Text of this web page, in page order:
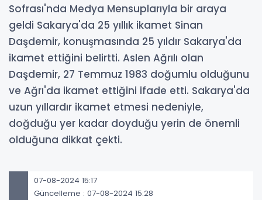
Sofrası'nda Medya Mensuplarıyla bir araya
geldi Sakarya'da 25 yıllık ikamet Sinan
Daşdemir, konuşmasında 25 yıldır Sakarya'da
ikamet ettiğini belirtti. Aslen Ağrılı olan
Daşdemir, 27 Temmuz 1983 doğumlu olduğunu
ve Ağrı'da ikamet ettiğini ifade etti. Sakarya'da
uzun yıllardır ikamet etmesi nedeniyle,
doğduğu yer kadar doyduğu yerin de önemli
olduğuna dikkat çekti.
07-08-2024 15:17
Güncelleme : 07-08-2024 15:28